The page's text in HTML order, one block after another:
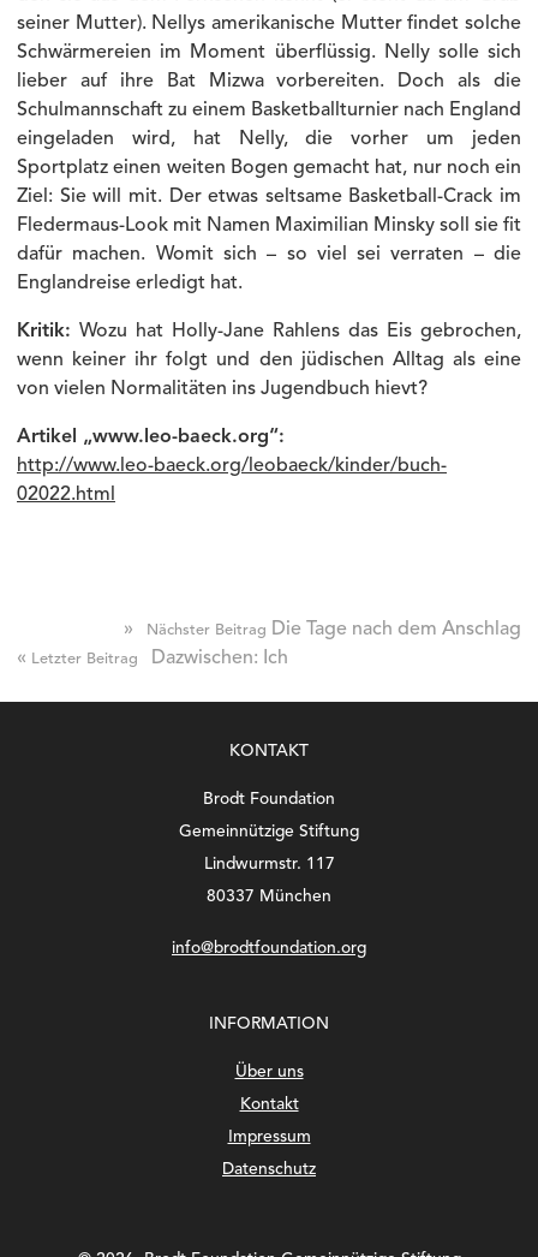
seiner Mutter). Nellys amerikanische Mutter findet solche
Schwärmereien im Moment überflüssig. Nelly solle sich
lieber auf ihre Bat Mizwa vorbereiten. Doch als die
Schulmannschaft zu einem Basketballturnier nach England
eingeladen wird, hat Nelly, die vorher um jeden
Sportplatz einen weiten Bogen gemacht hat, nur noch ein
Ziel: Sie will mit. Der etwas seltsame Basketball-Crack im
Fledermaus-Look mit Namen Maximilian Minsky soll sie fit
dafür machen. Womit sich – so viel sei verraten – die
Englandreise erledigt hat.
Kritik: Wozu hat Holly-Jane Rahlens das Eis gebrochen,
wenn keiner ihr folgt und den jüdischen Alltag als eine
von vielen Normalitäten ins Jugendbuch hievt?
Artikel „www.leo-baeck.org“:
http://www.leo-baeck.org/leobaeck/kinder/buch-
02022.html
» Nächster Beitrag Die Tage nach dem Anschlag
« Letzter Beitrag Dazwischen: Ich
KONTAKT
Brodt Foundation
Gemeinnützige Stiftung
Lindwurmstr. 117
80337 München
info@brodtfoundation.org
INFORMATION
Über uns
Kontakt
Impressum
Datenschutz